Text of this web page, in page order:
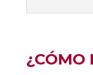
¿CÓMO